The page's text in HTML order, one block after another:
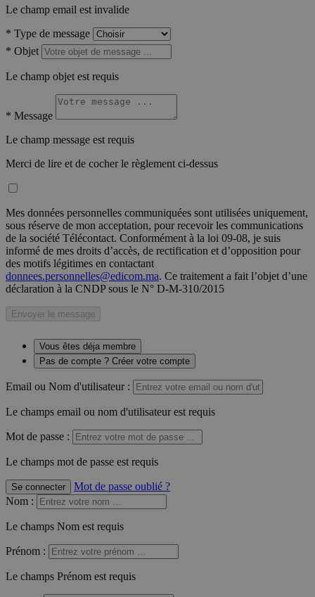
Le champ email est invalide
* Type de message
* Objet
Le champ objet est requis
* Message
Le champ message est requis
Merci de lire et de cocher le règlement ci-dessus
Mes données personnelles communiquées sont utilisées uniquement,
sous réserve de mon acceptation, pour recevoir les communications
de la société Télécontact. Conformément à la loi 09-08, je suis
informé de mes droits d’accès, de rectification et d’opposition pour
des motifs légitimes en contactant
donnees.personnelles@edicom.ma. Ce traitement a fait l’objet d’une
déclaration à la CNDP sous le N° D-M-310/2015
Envoyer le message
Vous êtes déja membre
Pas de compte ? Créer votre compte
Email ou Nom d'utilisateur :
Le champs email ou nom d'utilisateur est requis
Mot de passe :
Le champs mot de passe est requis
Se connecter
Mot de passe oublié ?
Nom :
Le champs Nom est requis
Prénom :
Le champs Prénom est requis